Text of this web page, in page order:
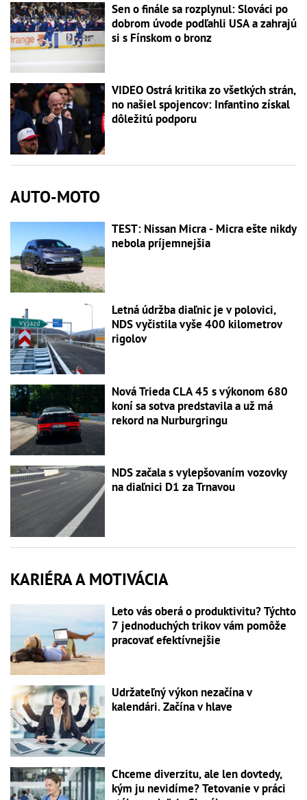
Sen o finále sa rozplynul: Slováci po
dobrom úvode podľahli USA a zahrajú
si s Fínskom o bronz
VIDEO Ostrá kritika zo všetkých strán,
no našiel spojencov: Infantino získal
dôležitú podporu
AUTO-MOTO
TEST: Nissan Micra - Micra ešte nikdy
nebola príjemnejšia
Letná údržba diaľnic je v polovici,
NDS vyčistila vyše 400 kilometrov
rigolov
Nová Trieda CLA 45 s výkonom 680
koní sa sotva predstavila a už má
rekord na Nurburgringu
NDS začala s vylepšovaním vozovky
na diaľnici D1 za Trnavou
KARIÉRA A MOTIVÁCIA
Leto vás oberá o produktivitu? Týchto
7 jednoduchých trikov vám pomôže
pracovať efektívnejšie
Udržateľný výkon nezačína v
kalendári. Začína v hlave
Chceme diverzitu, ale len dovtedy,
kým ju nevidíme? Tetovanie v práci